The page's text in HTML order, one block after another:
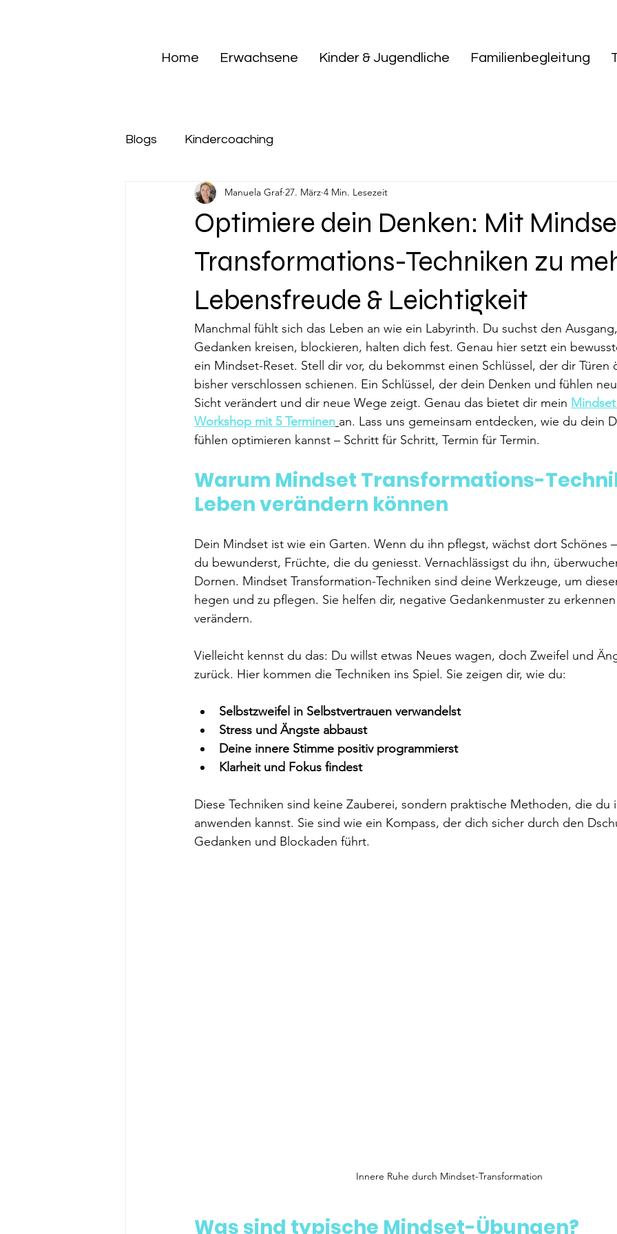
Home Erwachsene Kinder & Jugendliche Familienbegleitung
Blogs Kindercoaching
Optimiere dein Denken: Mit
Transformations-Techniken zu
Lebensfreude & Leichtigkeit
Manuela Graf 27. März 4 Min. Lesezeit
Manchmal fühlt sich das Leben an wie ein Labyrinth. Du suchst den
Gedanken kreisen, blockieren, halten dich fest. Genau hier setzt ein
ein Mindset-Reset. Stell dir vor, du bekommst einen Schlüssel, der dir
bisher verschlossen schienen. Ein Schlüssel, der dein Denken und fühlen
Sicht verändert und dir neue Wege zeigt. Genau das bietet dir mein
Workshop mit 5 Terminen an. Lass uns gemeinsam entdecken, wie du dein
fühlen optimieren kannst – Schritt für Schritt, Termin für Termin.
Warum Mindset Transformations-
Leben verändern können
Dein Mindset ist wie ein Garten. Wenn du ihn pflegst, wächst dort Schönes
du bewunderst, Früchte, die du geniesst. Vernachlässigst du ihn,
Dornen. Mindset Transformation-Techniken sind deine Werkzeuge, um
hegen und zu pflegen. Sie helfen dir, negative Gedankenmuster zu
verändern.
Vielleicht kennst du das: Du willst etwas Neues wagen, doch Zweifel und
zurück. Hier kommen die Techniken ins Spiel. Sie zeigen dir, wie du:
Selbstzweifel in Selbstvertrauen verwandelst
Stress und Ängste abbaust
Deine innere Stimme positiv programmierst
Klarheit und Fokus findest
Diese Techniken sind keine Zauberei, sondern praktische Methoden, die
anwenden kannst. Sie sind wie ein Kompass, der dich sicher durch den
Gedanken und Blockaden führt.
Innere Ruhe durch Mindset-Transformation
Was sind typische Mindset-Übungen?